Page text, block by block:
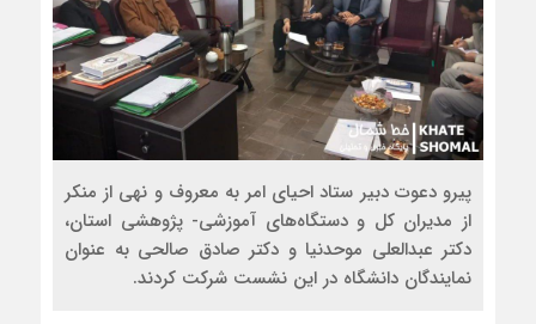
پیرو دعوت دبیر ستاد احیای امر به معروف و نهی از منکر
از مدیران کل و دستگاه‌های آموزشی- پژوهشی استان،
دکتر عبدالعلی موحدنیا و دکتر صادق صالحی به عنوان
نمایندگان دانشگاه در این نشست شرکت کردند.